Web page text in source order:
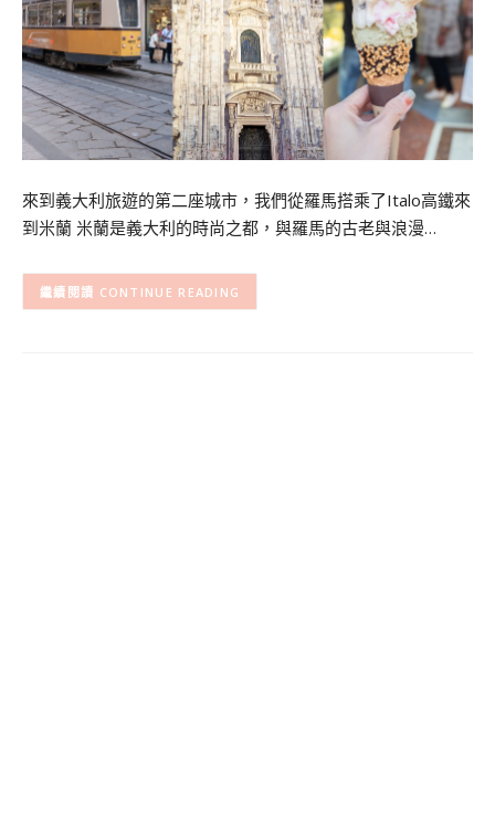
來到義大利旅遊的第二座城市，我們從羅馬搭乘了Italo高鐵來
到米蘭 米蘭是義大利的時尚之都，與羅馬的古老與浪漫…
CONTINUE READING